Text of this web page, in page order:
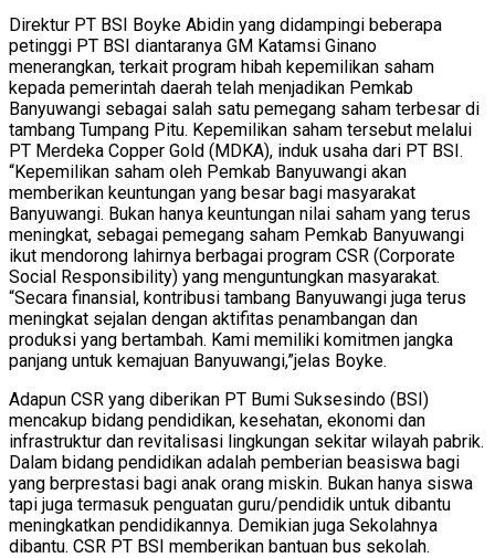
Direktur PT BSI Boyke Abidin yang didampingi beberapa
petinggi PT BSI diantaranya GM Katamsi Ginano
menerangkan, terkait program hibah kepemilikan saham
kepada pemerintah daerah telah menjadikan Pemkab
Banyuwangi sebagai salah satu pemegang saham terbesar di
tambang Tumpang Pitu. Kepemilikan saham tersebut melalui
PT Merdeka Copper Gold (MDKA), induk usaha dari PT BSI.
“Kepemilikan saham oleh Pemkab Banyuwangi akan
memberikan keuntungan yang besar bagi masyarakat
Banyuwangi. Bukan hanya keuntungan nilai saham yang terus
meningkat, sebagai pemegang saham Pemkab Banyuwangi
ikut mendorong lahirnya berbagai program CSR (Corporate
Social Responsibility) yang menguntungkan masyarakat.
“Secara finansial, kontribusi tambang Banyuwangi juga terus
meningkat sejalan dengan aktifitas penambangan dan
produksi yang bertambah. Kami memiliki komitmen jangka
panjang untuk kemajuan Banyuwangi,”jelas Boyke.
Adapun CSR yang diberikan PT Bumi Suksesindo (BSI)
mencakup bidang pendidikan, kesehatan, ekonomi dan
infrastruktur dan revitalisasi lingkungan sekitar wilayah pabrik.
Dalam bidang pendidikan adalah pemberian beasiswa bagi
yang berprestasi bagi anak orang miskin. Bukan hanya siswa
tapi juga termasuk penguatan guru/pendidik untuk dibantu
meningkatkan pendidikannya. Demikian juga Sekolahnya
dibantu. CSR PT BSI memberikan bantuan bus sekolah.